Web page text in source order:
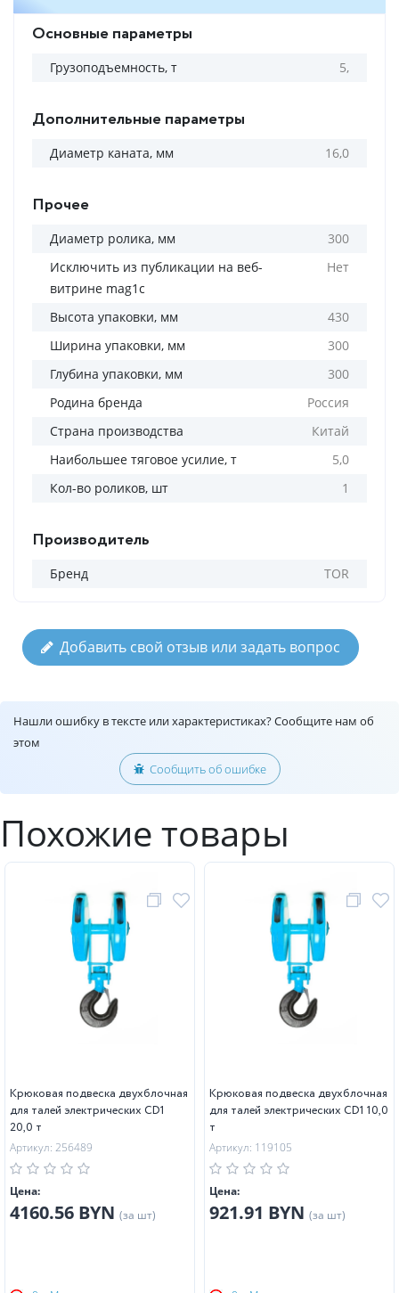
Основные параметры
Грузоподъемность, т 5,
Дополнительные параметры
Диаметр каната, мм 16,0
Прочее
Диаметр ролика, мм
300
Исключить из публикации на веб-
витрине mag1c
Нет
Высота упаковки, мм
430
Ширина упаковки, мм
300
Глубина упаковки, мм
300
Родина бренда
Россия
Страна производства
Китай
Наибольшее тяговое усилие, т
5,0
Кол-во роликов, шт
1
Производитель
Бренд TOR
Добавить свой отзыв или задать вопрос
Нашли ошибку в тексте или характеристиках? Сообщите нам об
этом
Сообщить об ошибке
Похожие товары
Крюковая подвеска двухблочная
для талей электрических CD1
20,0 т
Артикул: 256489
Цена:
4160.56 BYN (за шт)
Крюковая подвеска двухблочная
для талей электрических CD1 10,0
т
Артикул: 119105
Цена:
921.91 BYN (за шт)